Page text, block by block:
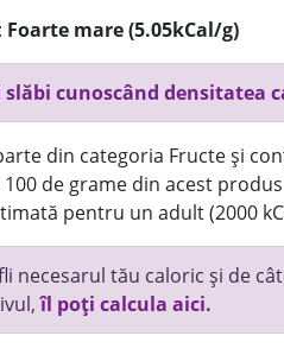
Foarte mare (5.05kCal/g)
cunoscând densitatea
din categoria Fructe și
de grame din acest
pentru un adult (2000
necesarul tău caloric și de
îl poți calcula aici.